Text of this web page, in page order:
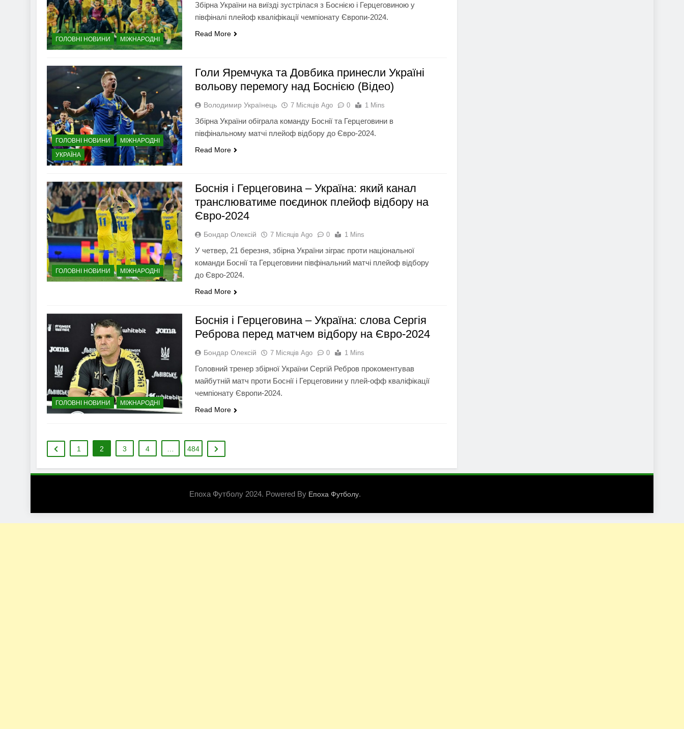
ГОЛОВНІ НОВИНИ МІЖНАРОДНІ
Збірна України на виїзді зустрілася з Боснією і Герцеговиною у
півфіналі плейоф кваліфікації чемпіонату Європи-2024.
Read More
ГОЛОВНІ НОВИНИ
МІЖНАРОДНІ
УКРАЇНА
Голи Яремчука та Довбика принесли Україні
вольову перемогу над Боснією (Відео)
Володимир Українець 7 Місяців Ago 0 1 Mins
Збірна України обіграла команду Боснії та Герцеговини в
півфінальному матчі плейоф відбору до Євро-2024.
Read More
ГОЛОВНІ НОВИНИ МІЖНАРОДНІ
Боснія і Герцеговина – Україна: який канал
транслюватиме поєдинок плейоф відбору на
Євро-2024
Бондар Олексій 7 Місяців Ago 0 1 Mins
У четвер, 21 березня, збірна України зіграє проти національної
команди Боснії та Герцеговини півфінальний матчі плейоф відбору
до Євро-2024.
Read More
ГОЛОВНІ НОВИНИ МІЖНАРОДНІ
Боснія і Герцеговина – Україна: слова Сергія
Реброва перед матчем відбору на Євро-2024
Бондар Олексій 7 Місяців Ago 0 1 Mins
Головний тренер збірної України Сергій Ребров прокоментував
майбутній матч проти Боснії і Герцеговини у плей-офф кваліфікації
чемпіонату Європи-2024.
Read More
1 2 3 4 … 484
Епоха Футболу 2024. Powered By Епоха Футболу.